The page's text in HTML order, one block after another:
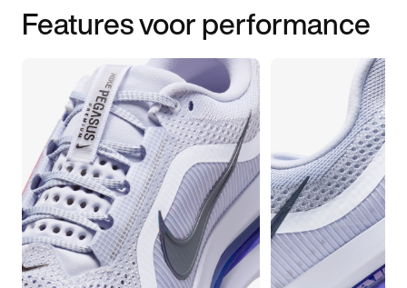
Features voor performance